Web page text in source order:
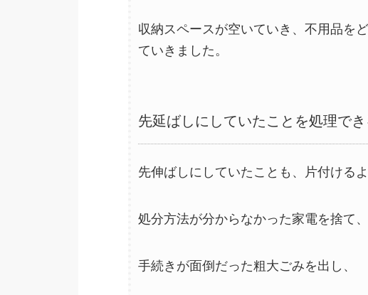
収納スペースが空いていき、不用品を
ていきました。
先延ばしにしていたことを処理で
先伸ばしにしていたことも、片付ける
処分方法が分からなかった家電を捨て、
手続きが面倒だった粗大ごみを出し、